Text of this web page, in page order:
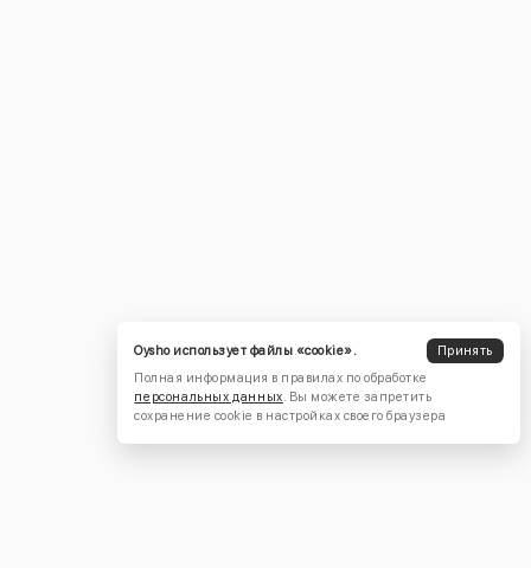
Oysho использует файлы «cookie».
Принять
Полная информация в правилах по обработке
персональных данных. Вы можете запретить
сохранение cookie в настройках своего браузера